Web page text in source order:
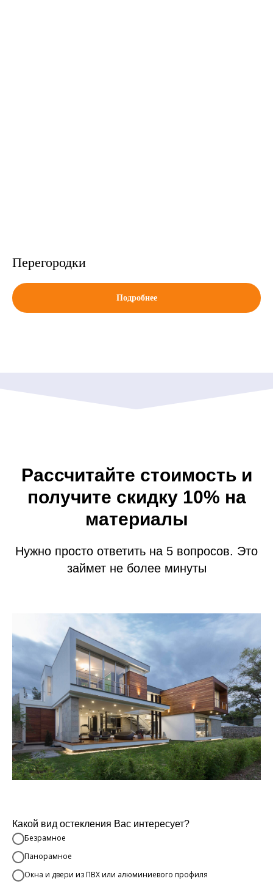
Перегородки
Подробнее
Рассчитайте стоимость и
получите скидку 10% на
материалы
Нужно просто ответить на 5 вопросов. Это
займет не более минуты
Какой вид остекления Вас интересует?
Безрамное
Панорамное
Окна и двери из ПВХ или алюминиевого профиля